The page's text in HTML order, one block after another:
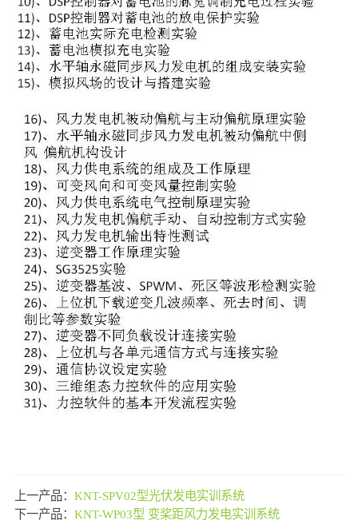
上一产品： KNT-SPV02型光伏发电实训系统
下一产品： KNT-WP03型 变桨距风力发电实训系统